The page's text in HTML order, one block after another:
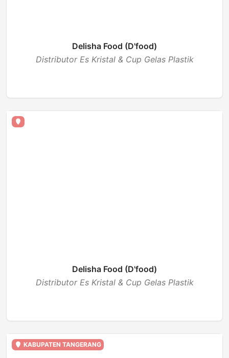
Delisha Food (D'food)
Distributor Es Kristal & Cup Gelas Plastik
Delisha Food (D'food)
Distributor Es Kristal & Cup Gelas Plastik
KABUPATEN TANGERANG